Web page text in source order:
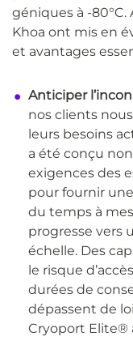
géniques à -
Khoa ont mis en
et avantages
Anticiper
nos clients
leurs besoins
a été conçu
exigences des
pour fournir
du temps à
progresse vers
échelle. Des
le risque
durées de
dépassent de
Cryoport Elite®